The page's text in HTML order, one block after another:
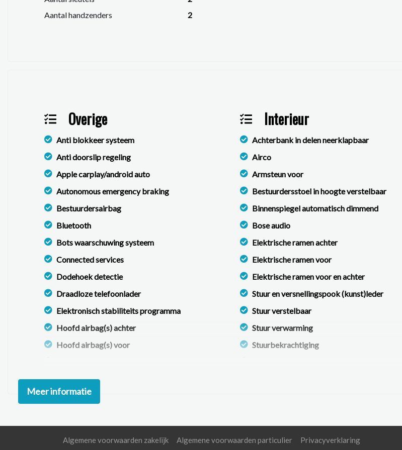
Aantal handzenders
2
Overige
Anti blokkeer systeem
Anti doorslip regeling
Apple carplay/android auto
Autonomous emergency braking
Bestuurdersairbag
Bluetooth
Bots waarschuwing systeem
Connected services
Dodehoek detectie
Draadloze telefoonlader
Elektronisch stabiliteits programma
Hoofd airbag(s) achter
Hoofd airbag(s) voor
Rijstrooksensor met correctie
Uitstap waarschuwing
Interieur
Achterbank in delen neerklapbaar
Airco
Armsteun voor
Bestuurdersstoel in hoogte verstelbaar
Binnenspiegel automatisch dimmend
Bose audio
Elektrische ramen achter
Elektrische ramen voor
Elektrische ramen voor en achter
Stuur en versnellingspook (kunst)leder
Stuur verstelbaar
Stuur verwarming
Stuurbekrachtiging
Meer informatie
Algemene voorwaarden zakelijk Algemene voorwaarden particulier Privacyverklaring